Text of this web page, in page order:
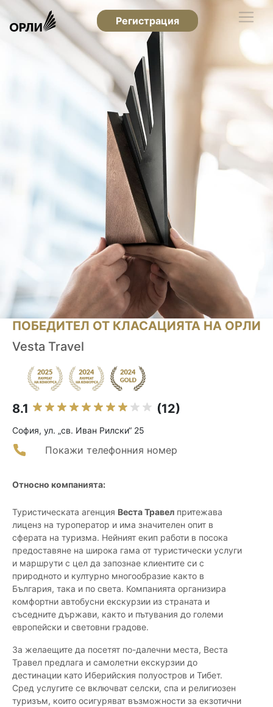
Регистрация
ПОБЕДИТЕЛ ОТ КЛАСАЦИЯТА НА ОРЛИ
Vesta Travel
8.1 (12)
София, ул. „св. Иван Рилски“ 25
Покажи телефонния номер
Относно компанията:
Туристическата агенция Веста Травел притежава
лиценз на туроператор и има значителен опит в
сферата на туризма. Нейният екип работи в посока
предоставяне на широка гама от туристически услуги
и маршрути с цел да запознае клиентите си с
природното и културно многообразие както в
България, така и по света. Компанията организира
комфортни автобусни екскурзии из страната и
съседните държави, както и пътувания до големи
европейски и световни градове.
За желаещите да посетят по-далечни места, Веста
Травел предлага и самолетни екскурзии до
дестинации като Иберийския полуостров и Тибет.
Сред услугите се включват селски, спа и религиозен
туризъм, които осигуряват възможности за екзотични